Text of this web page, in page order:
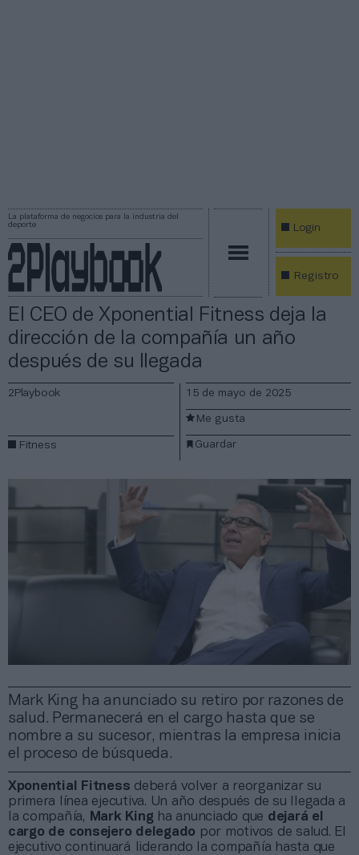
La plataforma de negocios para la industria del
deporte
Login
Registro
El CEO de Xponential Fitness deja la
dirección de la compañía un año
después de su llegada
Mark King ha anunciado su retiro por razones de
salud. Permanecerá en el cargo hasta que se
nombre a su sucesor, mientras la empresa inicia
el proceso de búsqueda.
2Playbook
Fitness
15 de mayo de 2025
Guardar
Me gusta
Xponential Fitness deberá volver a reorganizar su
primera línea ejecutiva. Un año después de su llegada a
la compañía,
Mark King ha anunciado que dejará el
cargo de consejero delegado por motivos de salud. El
ejecutivo continuará liderando la compañía hasta que